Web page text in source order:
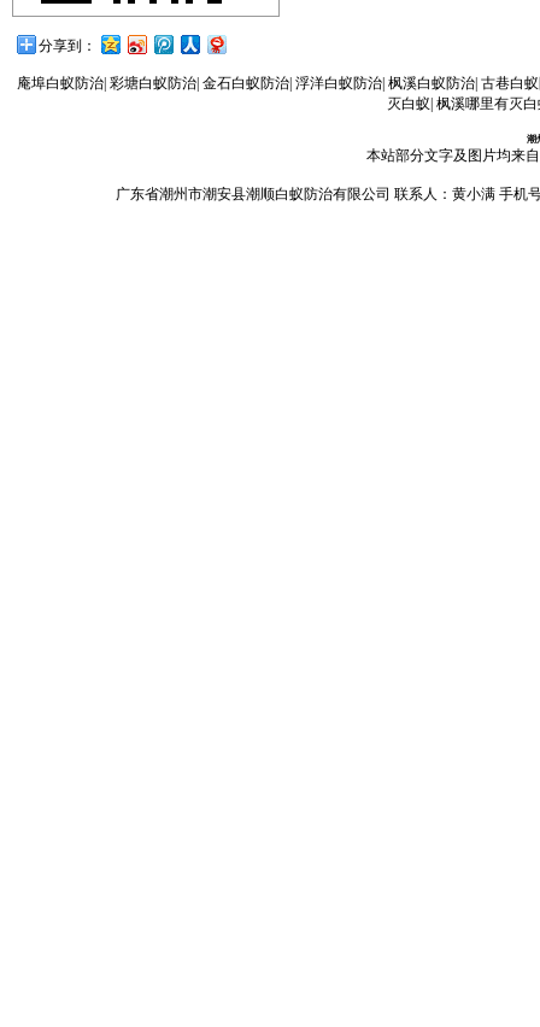
分享到：
庵埠白蚁防治| 彩塘白蚁防治| 金石白蚁防治| 浮洋白蚁防治| 枫溪白蚁防治| 古巷白
灭白蚁 枫溪哪里有灭白
潮
本站部分文字及图片均来
广东省潮州市潮安县潮顺白蚁防治有限公司 联系人：黄小满 手机